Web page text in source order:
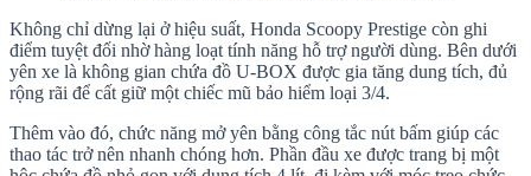
Không chỉ dừng lại ở hiệu suất, Honda Scoopy Prestige còn ghi
điểm tuyệt đối nhờ hàng loạt tính năng hỗ trợ người dùng. Bên dưới
yên xe là không gian chứa đồ U-BOX được gia tăng dung tích, đủ
rộng rãi để cất giữ một chiếc mũ bảo hiểm loại 3/4.
Thêm vào đó, chức năng mở yên bằng công tắc nút bấm giúp các
thao tác trở nên nhanh chóng hơn. Phần đầu xe được trang bị một